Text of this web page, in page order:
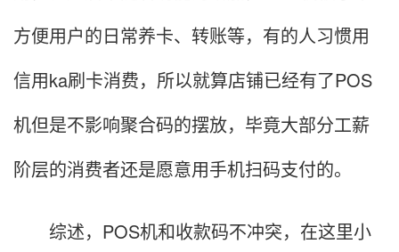
方便用户的日常养卡、转账等，有的人习惯用
信用ka刷卡消费，所以就算店铺已经有了POS
机但是不影响聚合码的摆放，毕竟大部分工薪
阶层的消费者还是愿意用手机扫码支付的。
综述，POS机和收款码不冲突，在这里小